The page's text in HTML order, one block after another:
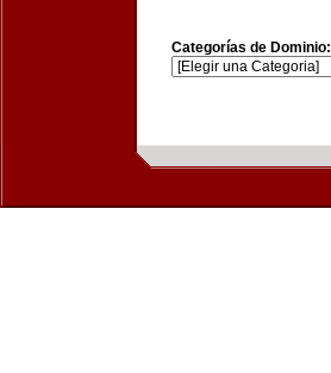
Categorías de Dominio: